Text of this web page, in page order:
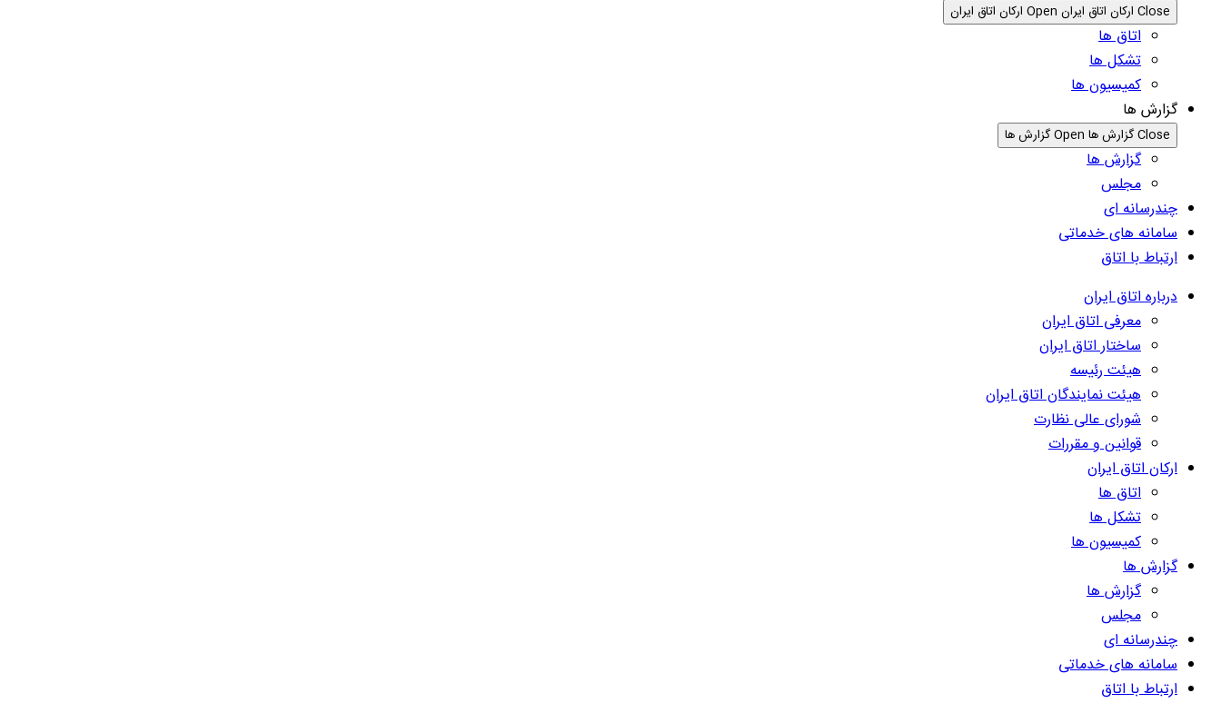
Close ارکان اتاق ایران Open ارکان اتاق ایران
اتاق ها
تشکل ها
کمیسیون ها
گزارش ها
Close گزارش ها Open گزارش ها
گزارش ها
مجلس
چندرسانه ای
سامانه های خدماتی
ارتباط با اتاق
درباره اتاق ایران
معرفی اتاق ایران
ساختار اتاق ایران
هیئت رئیسه
هیئت نمایندگان اتاق ایران
شورای عالی نظارت
قوانین و مقررات
ارکان اتاق ایران
اتاق ها
تشکل ها
کمیسیون ها
گزارش ها
گزارش ها
مجلس
چندرسانه ای
سامانه های خدماتی
ارتباط با اتاق